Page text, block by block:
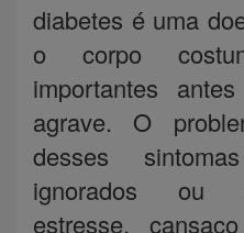
diabetes é uma
o corpo
importantes
agrave. O
desses
ignorados ou
estresse,